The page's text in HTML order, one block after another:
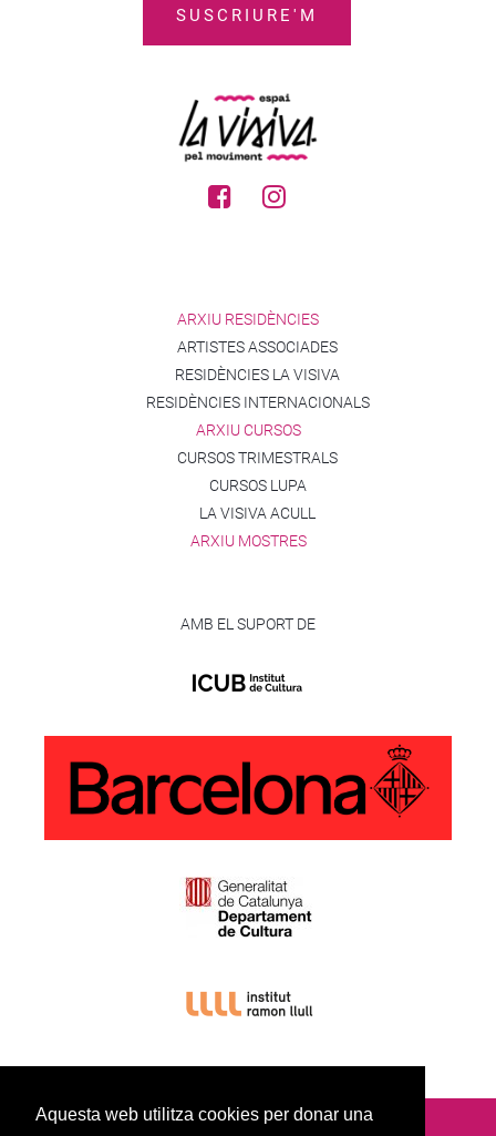
Aquesta web utilitza cookies per donar una
ARXIU RESIDÈNCIES
ARTISTES ASSOCIADES
RESIDÈNCIES LA VISIVA
RESIDÈNCIES INTERNACIONALS
ARXIU CURSOS
CURSOS TRIMESTRALS
CURSOS LUPA
LA VISIVA ACULL
ARXIU MOSTRES
AMB EL SUPORT DE